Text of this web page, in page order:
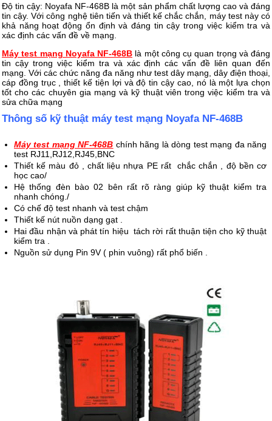
Độ tin cậy: Noyafa NF-468B là một sản phẩm chất lượng cao và đáng
tin cậy. Với công nghệ tiên tiến và thiết kế chắc chắn, máy test này có
khả năng hoạt động ổn định và đáng tin cậy trong việc kiểm tra và
xác định các vấn đề về mạng.
Máy test mạng Noyafa NF-468B là một công cụ quan trọng và đáng
tin cậy trong việc kiểm tra và xác định các vấn đề liên quan đến
mạng. Với các chức năng đa năng như test dây mạng, dây điện thoại,
cáp đồng trục , thiết kế tiện lợi và độ tin cậy cao, nó là một lựa chọn
tốt cho các chuyên gia mạng và kỹ thuật viên trong việc kiểm tra và
sửa chữa mạng
Thông số kỹ thuật máy test mạng Noyafa NF-468B
Máy test mạng NF-468B chính hãng là dòng test mạng đa năng
test RJ11,RJ12,RJ45,BNC
Thiết kế màu đỏ , chất liệu nhựa PE rất chắc chắn , độ bền cơ
học cao/
Hệ thống đèn bào 02 bên rất rõ ràng giúp kỹ thuật kiểm tra
nhanh chóng./
Có chế độ test nhanh và test chậm
Thiết kế nút nuồn dạng gạt .
Hai đầu nhận và phát tín hiệu tách rời rất thuận tiện cho kỹ thuật
kiểm tra .
Nguồn sử dụng Pin 9V ( phin vuông) rất phổ biến .